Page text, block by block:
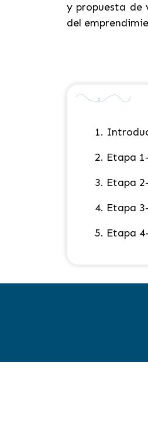
y propuesta de
del
1.
2. Etapa
3. Etapa
4. Etapa
5. Etapa